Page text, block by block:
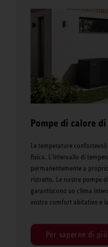
Pompe di calore di
Le temperature
fisica. L'intervallo di
permanentemente a
ristretto. Le nostre pompe
garantiscono un clima
vostro comfort abitativo e
Per saperne di più